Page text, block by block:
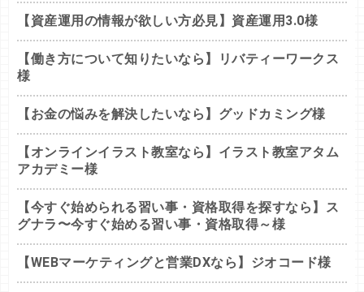
【資産運用の情報が欲しい方必見】資産運用3.0様
【働き方について知りたいなら】リバティーワークス
様
【お金の悩みを解決したいなら】グッドカミング様
【オンラインイラスト教室なら】イラスト教室アタム
アカデミー様
【今すぐ始められる習い事・資格取得を探すなら】ス
グナラ〜今すぐ始める習い事・資格取得～様
【WEBマーケティングと営業DXなら】ジオコード様